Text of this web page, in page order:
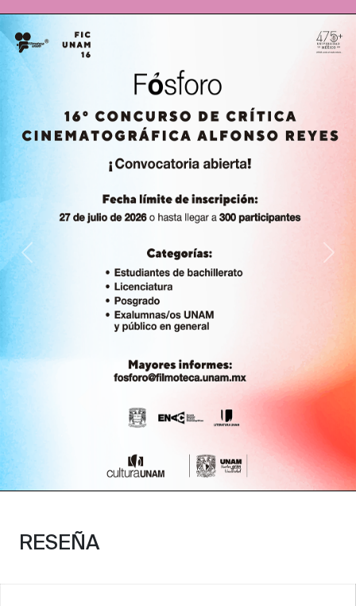
gatos, flores y dulces. Las paredes de la casa
están peladas como piel de reptil, dejan ver, uno
[…]
Anterior
RESEÑA